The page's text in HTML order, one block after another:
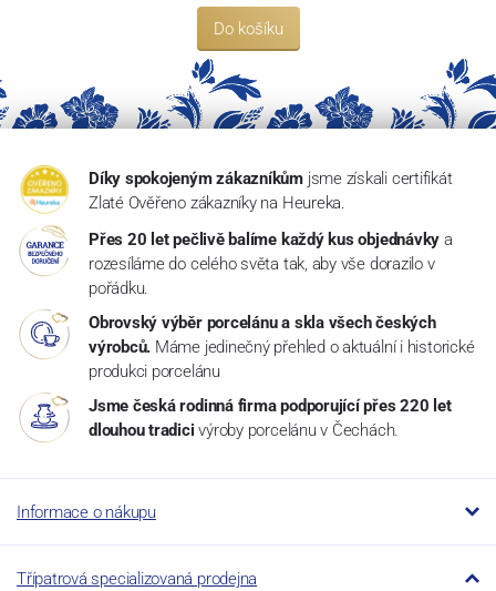
Do košíku
Díky spokojeným zákazníkům jsme získali certifikát
Zlaté Ověřeno zákazníky na Heureka.
Přes 20 let pečlivě balíme každý kus objednávky a
rozesíláme do celého světa tak, aby vše dorazilo v
pořádku.
Obrovský výběr porcelánu a skla všech českých
výrobců. Máme jedinečný přehled o aktuální i historické
produkci porcelánu
Jsme česká rodinná firma podporující přes 220 let
dlouhou tradici výroby porcelánu v Čechách.
Informace o nákupu
Třípatrová specializovaná prodejna